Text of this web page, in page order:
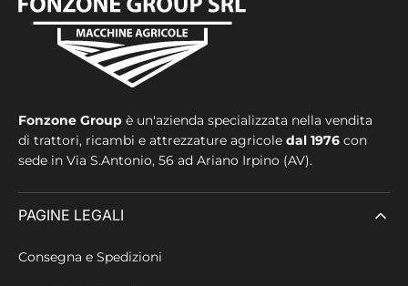
Fonzone Group è un'azienda specializzata nella vendita
di trattori, ricambi e attrezzature agricole dal 1976 con
sede in Via S.Antonio, 56 ad Ariano Irpino (AV).
PAGINE LEGALI
Consegna e Spedizioni